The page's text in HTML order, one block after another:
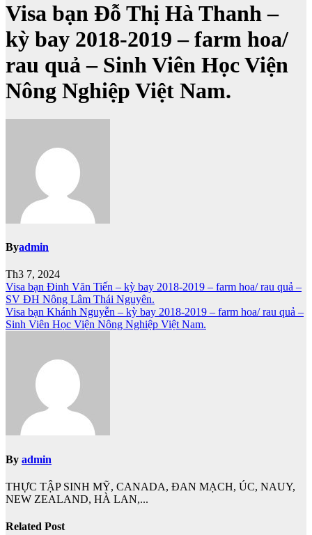
Visa bạn Đỗ Thị Hà Thanh –
kỳ bay 2018-2019 – farm hoa/
rau quả – Sinh Viên Học Viện
Nông Nghiệp Việt Nam.
Byadmin
Th3 7, 2024
Điều
hướng
bài
Visa bạn Đinh Văn Tiến – kỳ bay 2018-2019 – farm hoa/ rau quả –
SV ĐH Nông Lâm Thái Nguyên.
Visa bạn Khánh Nguyễn – kỳ bay 2018-2019 – farm hoa/ rau quả –
Sinh Viên Học Viện Nông Nghiệp Việt Nam.
By admin
THỰC TẬP SINH MỸ, CANADA, ĐAN MẠCH, ÚC, NAUY,
NEW ZEALAND, HÀ LAN,...
Related Post